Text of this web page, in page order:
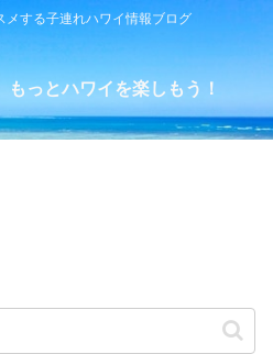
メする子連れハワイ情報ブログ
っとハワイを楽しもう！